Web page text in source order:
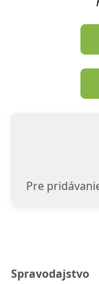
Pre
Spravodajstvo